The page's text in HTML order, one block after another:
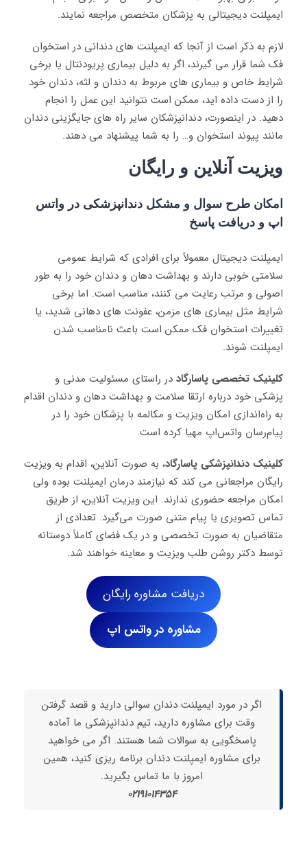
ایمپلنت دیجیتالی به پزشکان متخصص مراجعه نمایند.
لازم به ذکر است از آنجا که ایمپلنت های دندانی در استخوان
فک شما قرار می گیرند، اگر به دلیل بیماری پریودنتال یا برخی
شرایط خاص و بیماری های مربوط به دندان و لثه، دندان خود
را از دست داده اید، ممکن است نتوانید این عمل را انجام
دهید. در اینصورت، دندانپزشکان سایر راه های جایگزینی دندان
مانند پیوند استخوان و… را به شما پیشنهاد می دهند.
ویزیت آنلاین و رایگان
امکان طرح سوال و مشکل دندانپزشکی در واتس
اپ و دریافت پاسخ
ایمپلنت دیجیتال معمولاً برای افرادی که شرایط عمومی
سلامتی خوبی دارند و بهداشت دهان و دندان خود را به طور
اصولی و مرتب رعایت می کنند، مناسب است. اما برخی
شرایط مثل بیماری‌ های مزمن، عفونت‌ های دهانی شدید، یا
تغییرات استخوان فک ممکن است باعث نامناسب شدن
ایمپلنت شوند.
کلینیک تخصصی پاسارگاد در راستای مسئولیت مدنی و
پزشکی خود درباره ارتقا سلامت و بهداشت دهان و دندان اقدام
به راه‌اندازی امکان ویزیت و مکالمه با پزشکان خود را در
پیام‌رسان واتس‌اپ مهیا کرده است.
کلینیک دندانپزشکی پاسارگاد، به صورت آنلاین، اقدام به ویزیت
رایگان مراجعانی می کند که نیازمند درمان ایمپلنت بوده ولی
امکان مراجعه حضوری ندارند. این ویزیت آنلاین، از طریق
تماس تصویری یا پیام متنی صورت می‌گیرد. تعدادی از
متقاضیان به صورت تخصصی و در یک فضای کاملاً دوستانه
توسط دکتر روشن طلب ویزیت و معاینه خواهند شد.
دریافت مشاوره رایگان
مشاوره در واتس اپ
اگر در مورد ایمپلنت دندان سوالی دارید و قصد گرفتن
وقت برای مشاوره دارید، تیم دندانپزشکی ما آماده
پاسخگویی به سوالات شما هستند. اگر می خواهید
برای مشاوره ایمپلنت دندان برنامه ریزی کنید، همین
امروز با ما تماس بگیرید.
02191014354